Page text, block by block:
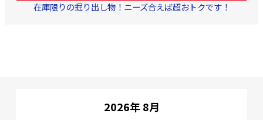
在庫限りの掘り出し物！ニーズ合えば超おトクです！
2026年 8月